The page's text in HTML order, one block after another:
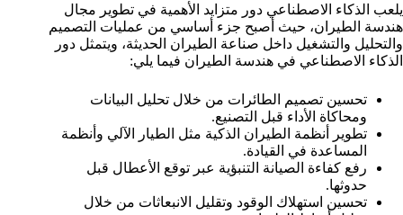
يلعب الذكاء الاصطناعي دور متزايد الأهمية في تطوير مجال
هندسة الطيران، حيث أصبح جزء أساسي من عمليات التصميم
والتحليل والتشغيل داخل صناعة الطيران الحديثة، ويتمثل دور
الذكاء الاصطناعي في هندسة الطيران فيما يلي:
تحسين تصميم الطائرات من خلال تحليل البيانات
ومحاكاة الأداء قبل التصنيع.
تطوير أنظمة الطيران الذكية مثل الطيار الآلي وأنظمة
المساعدة في القيادة.
رفع كفاءة الصيانة التنبؤية عبر توقع الأعطال قبل
حدوثها.
تحسين استهلاك الوقود وتقليل الانبعاثات من خلال